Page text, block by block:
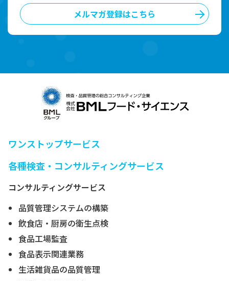
メルマガ登録はこちら
ワンストップサービス
各種検査・コンサルティングサービス
コンサルティングサービス
品質管理システムの構築
飲食店・厨房の衛生点検
食品工場監査
食品表示関連業務
生活雑貨品の品質管理